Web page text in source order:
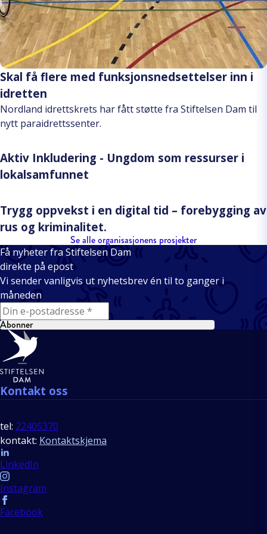
Skal få flere med funksjonsnedsettelser inn i
idretten
Nordland idrettskrets har fått støtte fra Stiftelsen Dam til
nytt paraidrettssenter.
Aktiv Inkludering - Ungdom som ressurser i
lokalsamfunnet
Trygg oppvekst i en digital tid – forebygging av
rus og kriminalitet.
Se alle organisasjonens prosjekter
Få nyheter fra Stiftelsen Dam
direkte på epost
Vi sender vanligvis ut nyhetsbrev én til to ganger i
måneden
E-mail
Abonner
Bunntekst
Kontakt oss
tel: 22405370
kontakt: Kontaktskjema
Follow us
LinkedIn
Instagram
Facebook